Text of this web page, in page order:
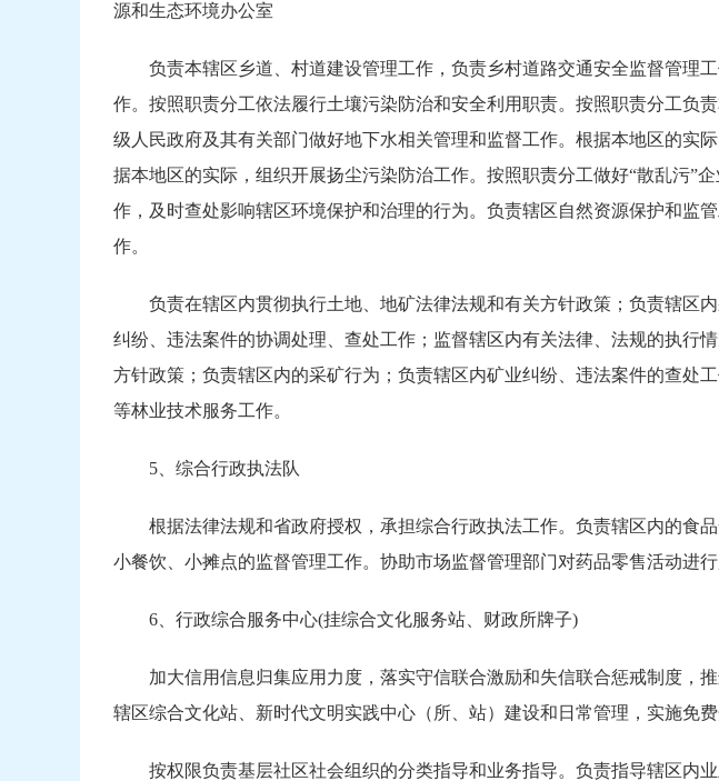
源和生态环境办公室
负责本辖区乡道、村道建设管理工作，负责乡村道路交通安全监督管理
作。按照职责分工依法履行土壤污染防治和安全利用职责。按照职责分工负
级人民政府及其有关部门做好地下水相关管理和监督工作。根据本地区的实
据本地区的实际，组织开展扬尘污染防治工作。按照职责分工做好“散乱污”
作，及时查处影响辖区环境保护和治理的行为。负责辖区自然资源保护和监
作。
负责在辖区内贯彻执行土地、地矿法律法规和有关方针政策；负责辖区
纠纷、违法案件的协调处理、查处工作；监督辖区内有关法律、法规的执行
方针政策；负责辖区内的采矿行为；负责辖区内矿业纠纷、违法案件的查处
等林业技术服务工作。
5、综合行政执法队
根据法律法规和省政府授权，承担综合行政执法工作。负责辖区内的食
小餐饮、小摊点的监督管理工作。协助市场监督管理部门对药品零售活动进
6、行政综合服务中心(挂综合文化服务站、财政所牌子)
加大信用信息归集应用力度，落实守信联合激励和失信联合惩戒制度，
辖区综合文化站、新时代文明实践中心（所、站）建设和日常管理，实施免费
按权限负责基层社区社会组织的分类指导和业务指导。负责指导辖区内